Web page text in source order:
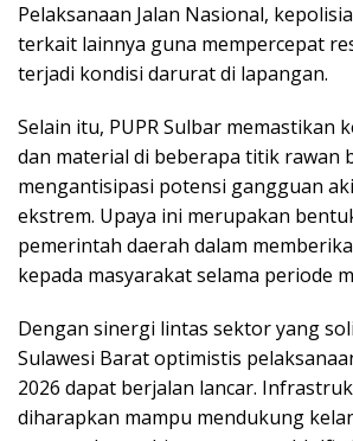
Pelaksanaan Jalan Nasional,
terkait lainnya guna mempercepat
terjadi kondisi darurat di lapangan.
Selain itu, PUPR Sulbar memastikan
dan material di beberapa titik rawan
mengantisipasi potensi gangguan
ekstrem. Upaya ini merupakan
pemerintah daerah dalam
kepada masyarakat selama periode
Dengan sinergi lintas sektor yang
Sulawesi Barat optimistis
2026 dapat berjalan lancar.
diharapkan mampu mendukung